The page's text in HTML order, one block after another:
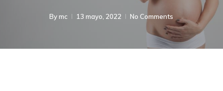
By mc 13 mayo, 2022 No Comments